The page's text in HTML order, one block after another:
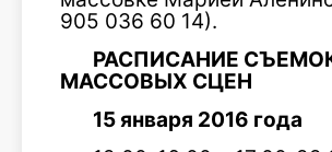
905 036 60 14).
РАСПИСАНИЕ
МАССОВЫХ СЦЕН
15 января 2016 года